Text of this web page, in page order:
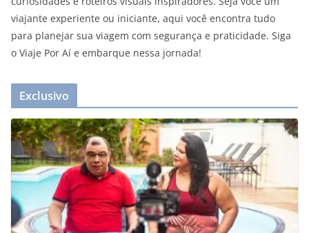
viajante experiente ou iniciante, aqui você encontra tudo
para planejar sua viagem com segurança e praticidade. Siga
o Viaje Por Aí e embarque nessa jornada!
Exclusivo